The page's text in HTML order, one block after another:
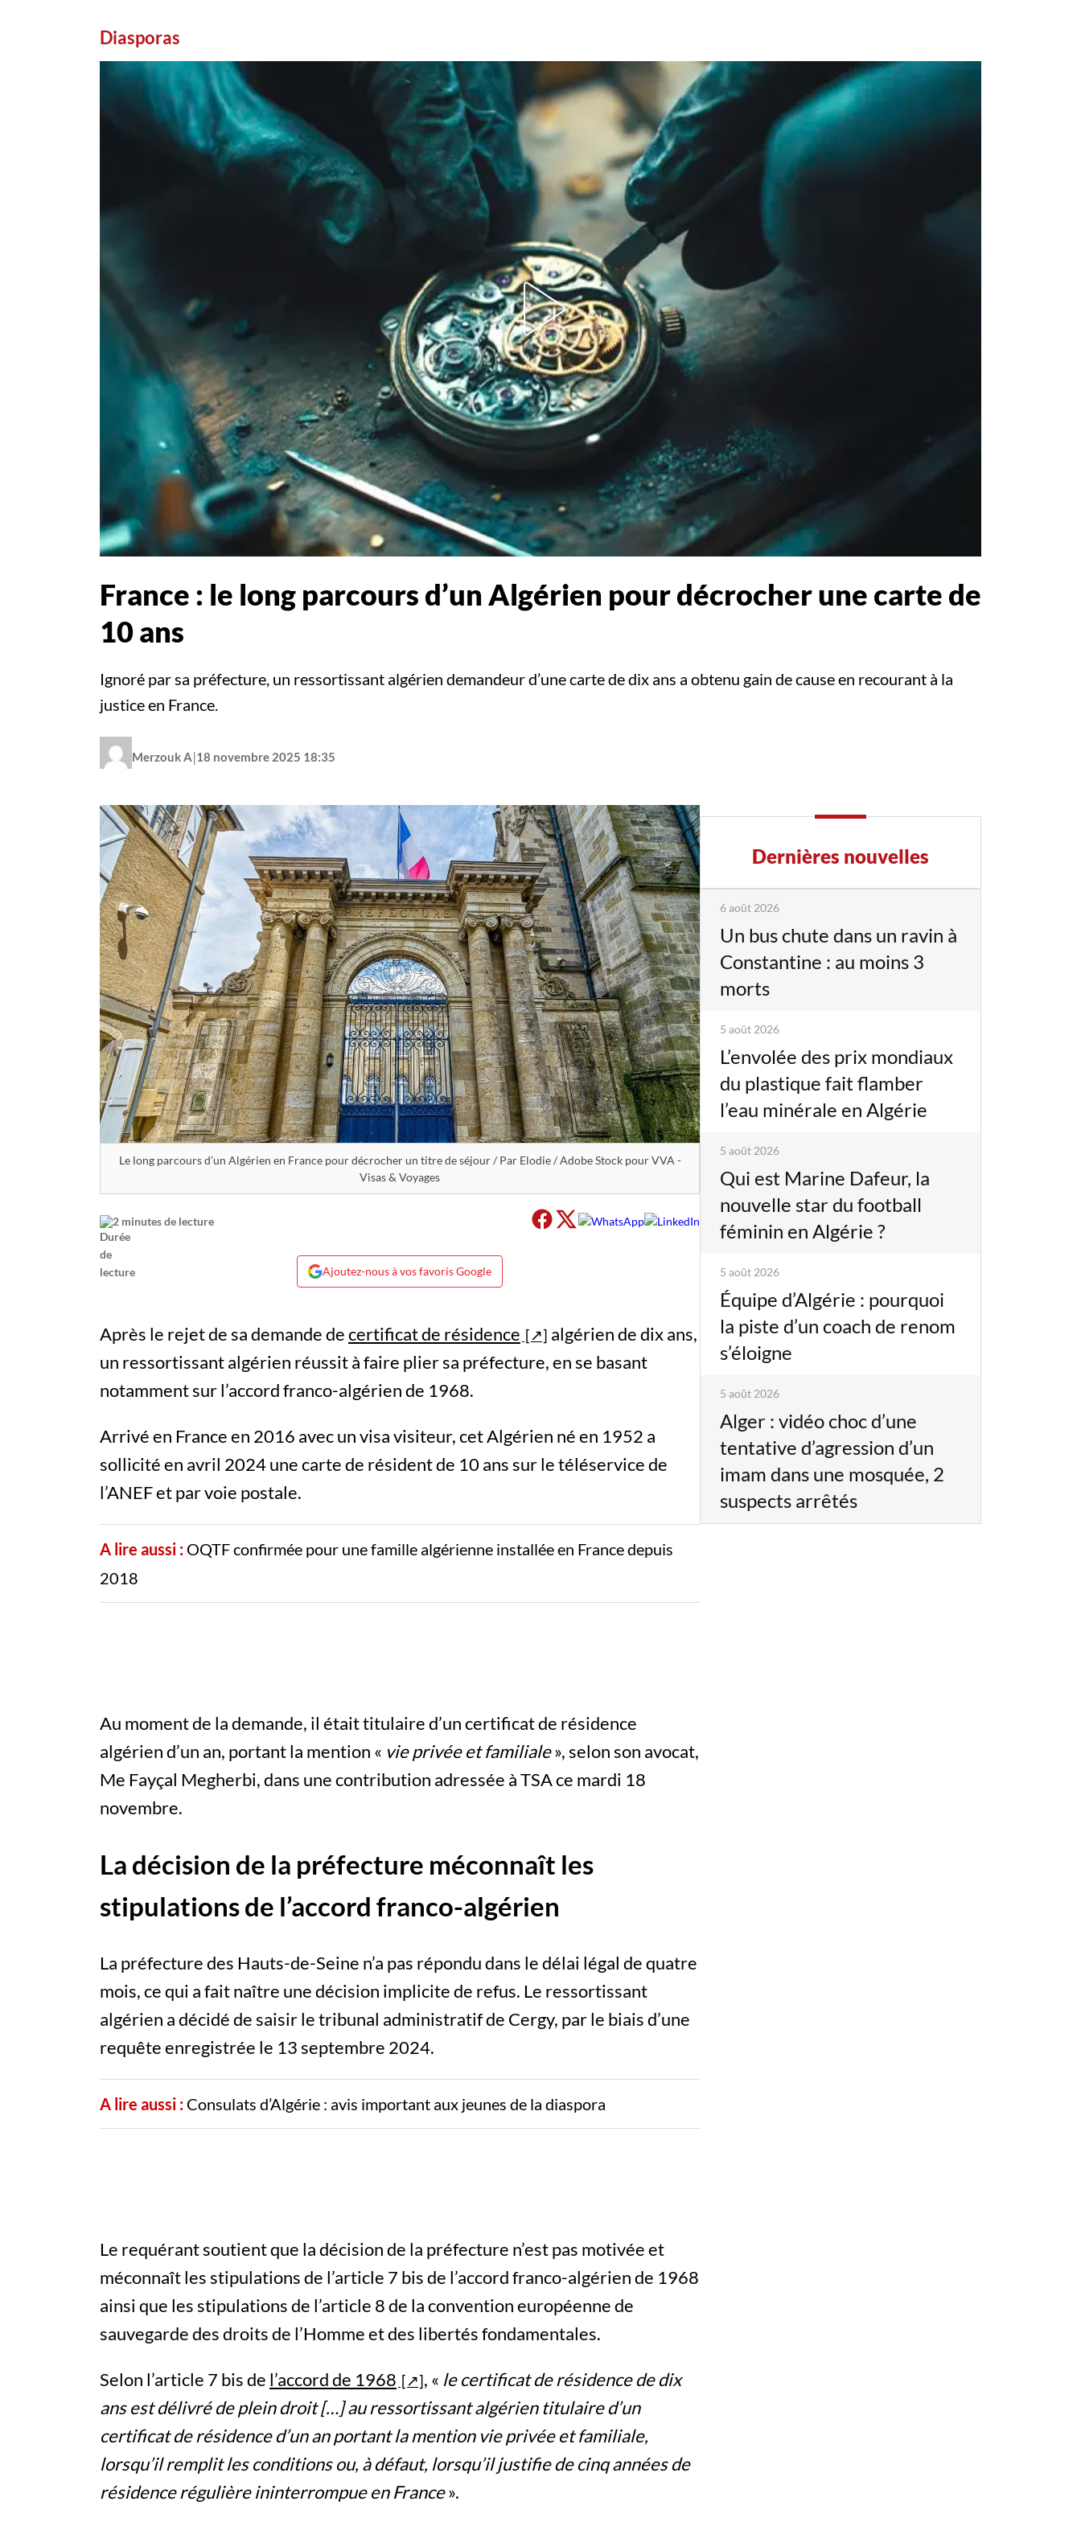
Diasporas
France : le long parcours d’un Algérien pour décrocher une carte de
10 ans
Ignoré par sa préfecture, un ressortissant algérien demandeur d’une carte de dix ans a obtenu gain de cause en recourant à la
justice en France.
Merzouk A|18 novembre 2025 18:35
Le long parcours d’un Algérien en France pour décrocher un titre de séjour / Par Elodie / Adobe Stock pour VVA -
Visas & Voyages
2 minutes de lecture
Ajoutez-nous à vos favoris Google
Après le rejet de sa demande decertificat de résidence
algérien de dix ans,
un ressortissant algérien réussit à faire plier sa préfecture, en se basant
notamment sur l’accord franco-algérien de 1968.
Arrivé en France en 2016 avec un visa visiteur, cet Algérien né en 1952 a
sollicité en avril 2024 une carte de résident de 10 ans sur le téléservice de
l’ANEF et par voie postale.
A lire aussi : OQTF confirmée pour une famille algérienne installée en France depuis
2018
Au moment de la demande, il était titulaire d’un certificat de résidence
algérien d’un an, portant la mention « vie privée et familiale», selon son avocat,
Me Fayçal Megherbi, dans une contribution adressée à TSA ce mardi 18
novembre.
La décision de la préfecture méconnaît les
stipulations de l’accord franco-algérien
La préfecture des Hauts-de-Seine n’a pas répondu dans le délai légal de quatre
mois, ce qui a fait naître une décision implicite de refus. Le ressortissant
algérien a décidé de saisir le tribunal administratif de Cergy, par le biais d’une
requête enregistrée le 13 septembre 2024.
A lire aussi : Consulats d’Algérie : avis important aux jeunes de la diaspora
Le requérant soutient que la décision de la préfecture n’est pas motivée et
méconnaît les stipulations de l’article 7 bis de l’accord franco-algérien de 1968
ainsi que les stipulations de l’article 8 de la convention européenne de
sauvegarde des droits de l’Homme et des libertés fondamentales.
Selon l’article 7 bis de l’accord de 1968 , « le certificat de résidence de dix
ans est délivré de plein droit […] au ressortissant algérien titulaire d’un
certificat de résidence d’un an portant la mention vie privée et familiale,
lorsqu’il remplit les conditions ou, à défaut, lorsqu’il justifie de cinq années de
résidence régulière ininterrompue en France».
Dernières nouvelles
6 août 2026
Un bus chute dans un ravin à
Constantine : au moins 3
morts
5 août 2026
L’envolée des prix mondiaux
du plastique fait flamber
l’eau minérale en Algérie
5 août 2026
Qui est Marine Dafeur, la
nouvelle star du football
féminin en Algérie ?
5 août 2026
Équipe d’Algérie : pourquoi
la piste d’un coach de renom
s’éloigne
5 août 2026
Alger : vidéo choc d’une
tentative d’agression d’un
imam dans une mosquée, 2
suspects arrêtés